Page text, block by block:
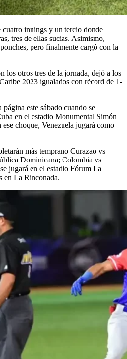
cuatro innings y un tercio donde
tres de ellas sucias. Asimismo,
pero finalmente cargó con la
los otros tres de la jornada, dejó a los
2023 igualados con récord de 1-
este sábado cuando se
en el estadio Monumental Simón
choque, Venezuela jugará como
más temprano Curazao vs
Dominicana; Colombia vs
jugará en el estadio Fórum La
en La Rinconada.